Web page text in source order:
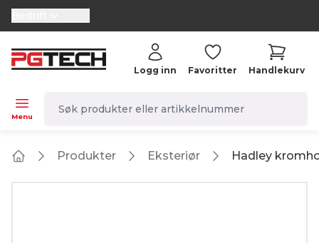
selector.vat
Menu
Logg inn Favoritter Handlekurv
Produkter Eksteriør Hadley